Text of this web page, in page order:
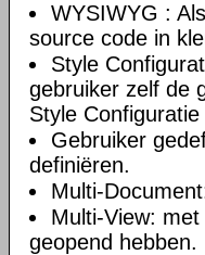
WYSIWYG :
source code in
Style
gebruiker zelf de
Style Configuratie
Gebruiker
definiëren.
Multi-
Multi-View:
geopend hebben.